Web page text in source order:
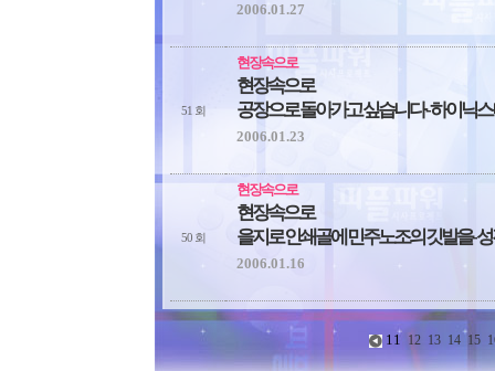
2006.01.27
51 회
현장속으로
현장속으로
공장으로 돌아가고 싶습니다 - 하이닉
2006.01.23
50 회
현장속으로
현장속으로
을지로 인쇄골에 민주노조의 깃발을-
2006.01.16
11 12 13 14 15